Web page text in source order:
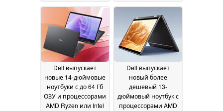
ноутбук для
геймеров22 July 2026
2026
Dell выпускает
новые 14-дюймовые
ноутбуки с до 64 Гб
ОЗУ и процессорами
AMD Ryzen или Intel
Dell выпускает
новый более
дешевый 13-
дюймовый ноутбук с
процессорами AMD